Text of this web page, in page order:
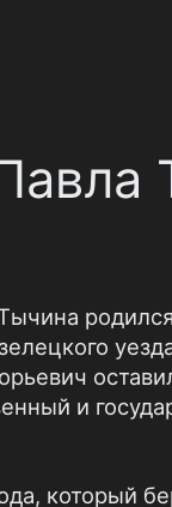
и
который